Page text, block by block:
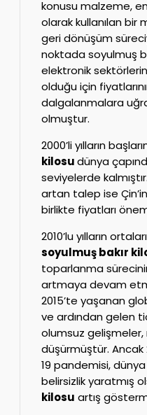
konusu malzeme,
olarak kullanılan bir
geri dönüşüm
noktada soyulmuş
elektronik
olduğu için
dalgalanmalara
olmuştur.
2000’li yılların
kilosudünya
seviyelerde
artan talep ise
birlikte fiyatları
2010’lu yılların
soyulmuş bakır
toparlanma
artmaya devam
2015’te yaşanan
ve ardından gelen
olumsuz
düşürmüştür. Ancak
19 pandemisi,
belirsizlik yaratmış
kilosu artış